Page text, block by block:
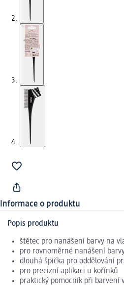
Informace o produktu
Popis produktu
štětec pro nanášení barvy na
pro rovnoměrné nanášení
dlouhá špička pro oddělování
pro precizní aplikaci u kořínků
praktický pomocník při barvení